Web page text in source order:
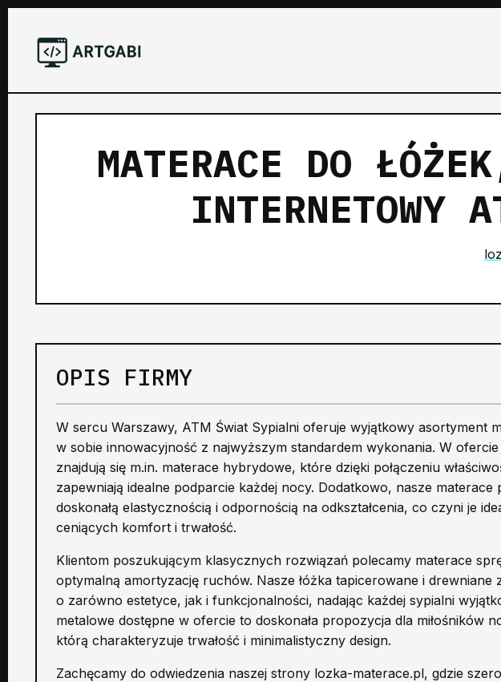
MATERACE DO
INTERNETOWY
OPIS FIRMY
W sercu Warszawy, ATM Świat Sypialni oferuje wyjątkowy asortyment
w sobie innowacyjność z najwyższym standardem wykonania. W
znajdują się m.in. materace hybrydowe, które dzięki połączeniu
zapewniają idealne podparcie każdej nocy. Dodatkowo, nasze materace
doskonałą elastycznością i odpornością na odkształcenia, co czyni je
ceniących komfort i trwałość.
Klientom poszukującym klasycznych rozwiązań polecamy materace
optymalną amortyzację ruchów. Nasze łóżka tapicerowane i drewniane
o zarówno estetyce, jak i funkcjonalności, nadając każdej sypialni
metalowe dostępne w ofercie to doskonała propozycja dla miłośników
którą charakteryzuje trwałość i minimalistyczny design.
Zachęcamy do odwiedzenia naszej strony lozka-materace.pl, gdzie